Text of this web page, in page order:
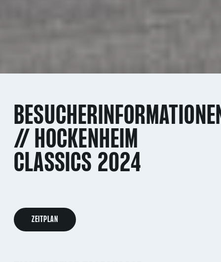
// HOCKENHEIM
CLASSICS 2024
ZEITPLAN